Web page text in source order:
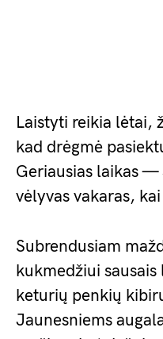
Laistyti reikia lėtai,
kad drėgmė
Geriausias laikas —
vėlyvas vakaras,
Subrendusiam
kukmedžiui
keturių penkių
Jaunesniems